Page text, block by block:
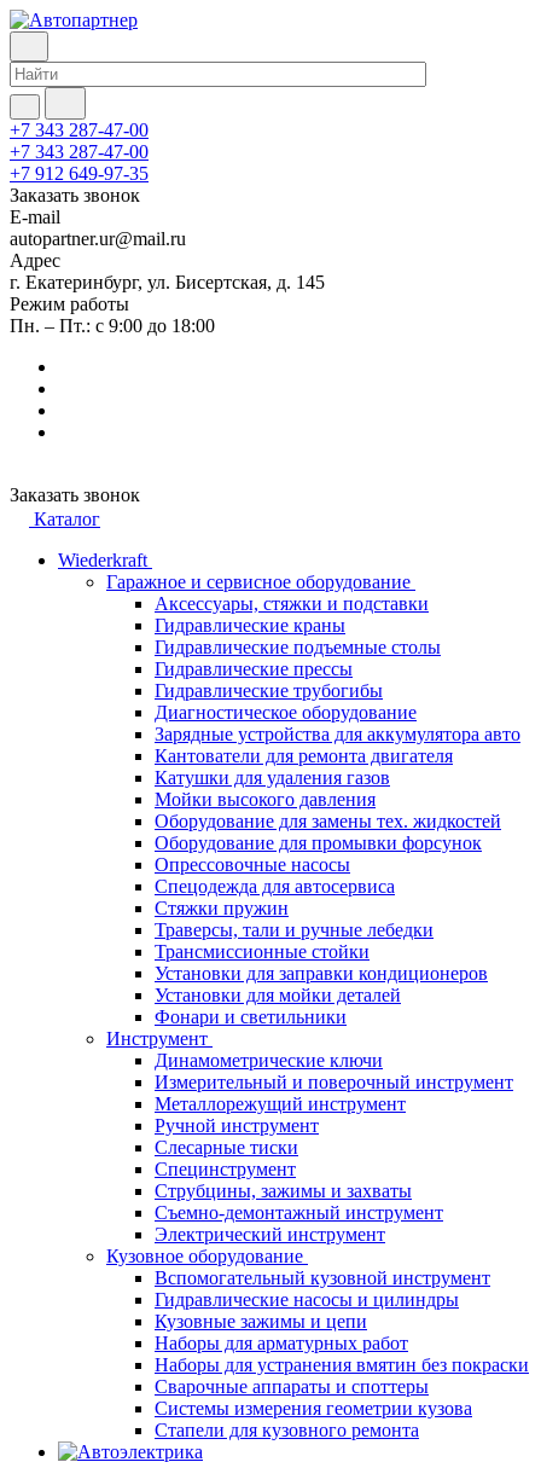
+7 343 287-47-00
+7 343 287-47-00
+7 912 649-97-35
Заказать звонок
E-mail
autopartner.ur@mail.ru
Адрес
г. Екатеринбург, ул. Бисертская, д. 145
Режим работы
Пн. – Пт.: с 9:00 до 18:00
Заказать звонок
Каталог
Wiederkraft
Гаражное и сервисное оборудование
Аксессуары, стяжки и подставки
Гидравлические краны
Гидравлические подъемные столы
Гидравлические прессы
Гидравлические трубогибы
Диагностическое оборудование
Зарядные устройства для аккумулятора авто
Кантователи для ремонта двигателя
Катушки для удаления газов
Мойки высокого давления
Оборудование для замены тех. жидкостей
Оборудование для промывки форсунок
Опрессовочные насосы
Спецодежда для автосервиса
Стяжки пружин
Траверсы, тали и ручные лебедки
Трансмиссионные стойки
Установки для заправки кондиционеров
Установки для мойки деталей
Фонари и светильники
Инструмент
Динамометрические ключи
Измерительный и поверочный инструмент
Металлорежущий инструмент
Ручной инструмент
Слесарные тиски
Специнструмент
Струбцины, зажимы и захваты
Съемно-демонтажный инструмент
Электрический инструмент
Кузовное оборудование
Вспомогательный кузовной инструмент
Гидравлические насосы и цилиндры
Кузовные зажимы и цепи
Наборы для арматурных работ
Наборы для устранения вмятин без покраски
Сварочные аппараты и споттеры
Системы измерения геометрии кузова
Стапели для кузовного ремонта